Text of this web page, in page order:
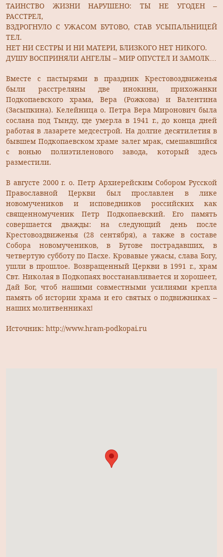
ТАИНСТВО ЖИЗНИ НАРУШЕНО: ТЫ НЕ УГОДЕН –
РАССТРЕЛ,
ВЗДРОГНУЛО С УЖАСОМ БУТОВО, СТАВ УСЫПАЛЬНИЦЕЙ
ТЕЛ.
НЕТ НИ СЕСТРЫ И НИ МАТЕРИ, БЛИЗКОГО НЕТ НИКОГО.
ДУШУ ВОСПРИНЯЛИ АНГЕЛЫ – МИР ОПУСТЕЛ И ЗАМОЛК…
Вместе с пастырями в праздник Крестовоздвиженья
были расстреляны две инокини, прихожанки
Подкопаевского храма, Вера (Рожкова) и Валентина
(Засыпкина). Келейница о. Петра Вера Миронович была
сослана под Тынду, где умерла в 1941 г., до конца дней
работая в лазарете медсестрой. На долгие десятилетия в
бывшем Подкопаевском храме залег мрак, смешавшийся
с вонью полиэтиленового завода, который здесь
разместили.
В августе 2000 г. о. Петр Архиерейским Собором Русской
Православной Церкви был прославлен в лике
новомучеников и исповедников российских как
священномученик Петр Подкопаевский. Его память
совершается дважды: на следующий день после
Крестовоздвиженья (28 сентября), а также в составе
Собора новомучеников, в Бутове пострадавших, в
четвертую субботу по Пасхе. Кровавые ужасы, слава Богу,
ушли в прошлое. Возвращенный Церкви в 1991 г., храм
Свт. Николая в Подкопаях восстанавливается и хорошеет,
Дай Бог, чтоб нашими совместными усилиями крепла
память об истории храма и его святых о подвижниках –
наших молитвенниках!
Источник: http://www.hram-podkopai.ru